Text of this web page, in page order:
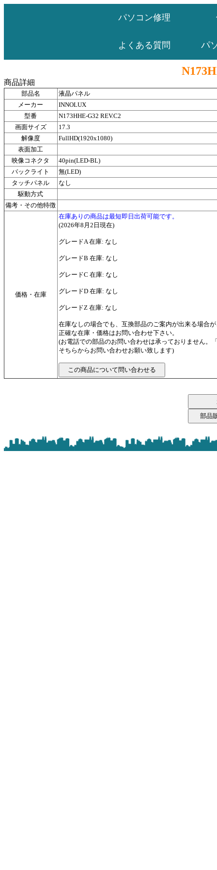
パソコン修理
よくある質問 パ
商品詳細
部品名
液晶パネル
メーカー
INNOLUX
型番
N173HHE-G32 REV.C2
画面サイズ
17.3
解像度
FullHD(1920x1080)
表面加工
映像コネクタ
40pin(LED-BL)
バックライト
無(LED)
タッチパネル
なし
駆動方式
備考・その他特徴
価格・在庫
在庫ありの商品は最短即日出荷可能です。
(2026年8月2日現在)
グレードA 在庫: なし
グレードB 在庫: なし
グレードC 在庫: なし
グレードD 在庫: なし
グレードZ 在庫: なし
在庫なしの場合でも、互換部品のご案内が出来る場合
正確な在庫・価格はお問い合わせ下さい。
(お電話での部品のお問い合わせは承っておりません。
そちらからお問い合わせお願い致します)